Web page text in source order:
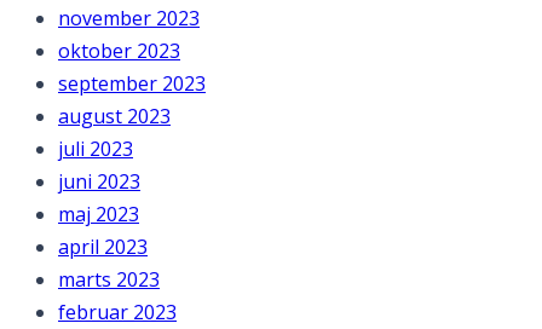
november 2023
oktober 2023
september 2023
august 2023
juli 2023
juni 2023
maj 2023
april 2023
marts 2023
februar 2023